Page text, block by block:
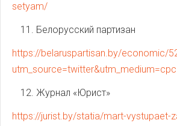
setyam/
Белорусский партизан
https://belaruspartisan.by/economic/
utm_source=twitter&utm_medium=cpc
Журнал «Юрист»
https://jurist.by/statia/mart-vystupaet-